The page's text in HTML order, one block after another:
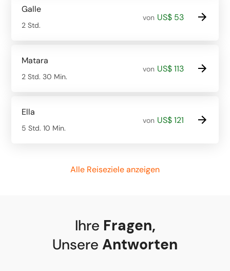
Galle
2 Std.
von US$ 53
Matara
2 Std. 30 Min.
von US$ 113
Ella
5 Std. 10 Min.
von US$ 121
Alle Reiseziele anzeigen
Ihre Fragen,
Unsere Antworten